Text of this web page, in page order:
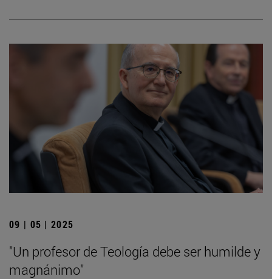
09 | 05 | 2025
"Un profesor de Teología debe ser humilde y
magnánimo"